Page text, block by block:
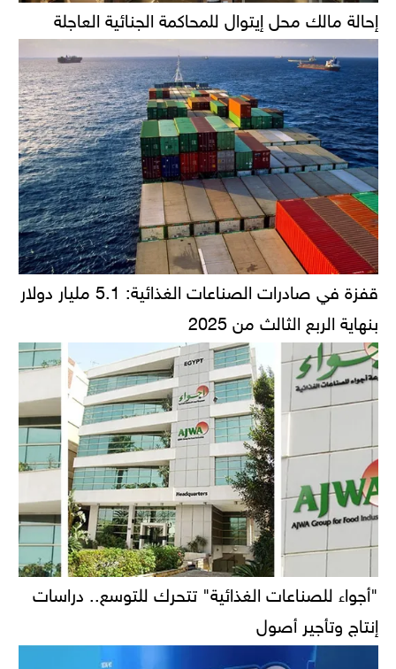
إحالة مالك محل إيتوال للمحاكمة الجنائية العاجلة
قفزة في صادرات الصناعات الغذائية: 5.1 مليار دولار
بنهاية الربع الثالث من 2025
"أجواء للصناعات الغذائية" تتحرك للتوسع.. دراسات
إنتاج وتأجير أصول